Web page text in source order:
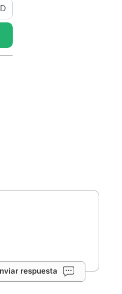
respuesta